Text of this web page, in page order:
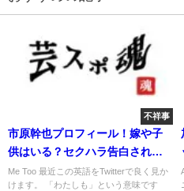
不祥事
市原幹也プロフィール！嫁や子
供はいる？セクハラ告白され炎
上！
Me Too 最近この英語をTwitterで良く見か
けます。 「わたしも」という意味です